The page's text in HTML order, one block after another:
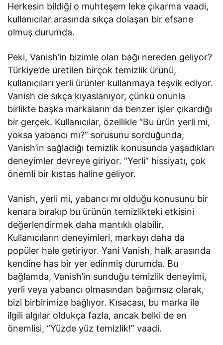
Herkesin bildiği o muhteşem leke çıkarma vaadi,
kullanıcılar arasında sıkça dolaşan bir efsane
olmuş durumda.
Peki, Vanish’in bizimle olan bağı nereden geliyor?
Türkiye’de üretilen birçok temizlik ürünü,
kullanıcıları yerli ürünler kullanmaya teşvik ediyor.
Vanish de sıkça kıyaslanıyor, çünkü onunla
birlikte başka markaların da benzer işler çıkardığı
bir gerçek. Kullanıcılar, özellikle “Bu ürün yerli mi,
yoksa yabancı mı?” sorusunu sorduğunda,
Vanish’in sağladığı temizlik konusunda yaşadıkları
deneyimler devreye giriyor. “Yerli” hissiyatı, çok
önemli bir kıstas haline geliyor.
Vanish, yerli mi, yabancı mı olduğu konusunu bir
kenara bırakıp bu ürünün temizlikteki etkisini
değerlendirmek daha mantıklı olabilir.
Kullanıcıların deneyimleri, markayı daha da
popüler hale getiriyor. Yani Vanish, halk arasında
kendine has bir yer edinmiş durumda. Bu
bağlamda, Vanish’in sunduğu temizlik deneyimi,
yerli veya yabancı olmasından bağımsız olarak,
bizi birbirimize bağlıyor. Kısacası, bu marka ile
ilgili algılar oldukça fazla, ancak belki de en
önemlisi, “Yüzde yüz temizlik!” vaadi.